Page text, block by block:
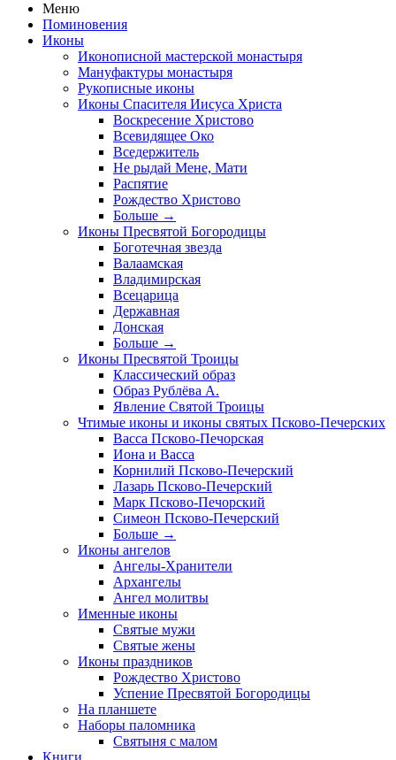
Меню
Поминовения
Иконы
Иконописной мастерской монастыря
Мануфактуры монастыря
Рукописные иконы
Иконы Спасителя Иисуса Христа
Воскресение Христово
Всевидящее Око
Вседержитель
Не рыдай Мене, Мати
Распятие
Рождество Христово
Больше →
Иконы Пресвятой Богородицы
Боготечная звезда
Валаамская
Владимирская
Всецарица
Державная
Донская
Больше →
Иконы Пресвятой Троицы
Классический образ
Образ Рублёва А.
Явление Святой Троицы
Чтимые иконы и иконы святых Псково-Печерских
Васса Псково-Печорская
Иона и Васса
Корнилий Псково-Печерский
Лазарь Псково-Печерский
Марк Псково-Печорский
Симеон Псково-Печерский
Больше →
Иконы ангелов
Ангелы-Хранители
Архангелы
Ангел молитвы
Именные иконы
Святые мужи
Святые жены
Иконы праздников
Рождество Христово
Успение Пресвятой Богородицы
На планшете
Наборы паломника
Святыня с малом
Книги